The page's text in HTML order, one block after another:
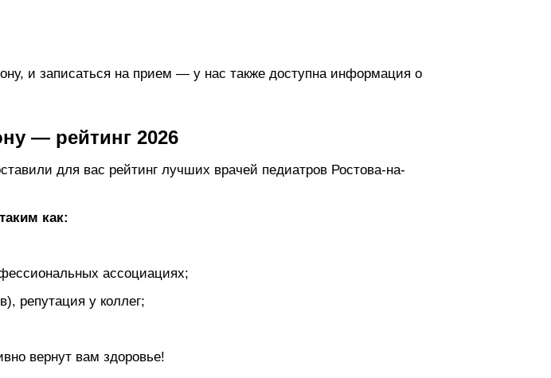
и записаться на прием — у нас также доступна информация о
— рейтинг 2026
для вас рейтинг лучших врачей педиатров Ростова-на-
как:
ассоциациях;
репутация у коллег;
вернут вам здоровье!